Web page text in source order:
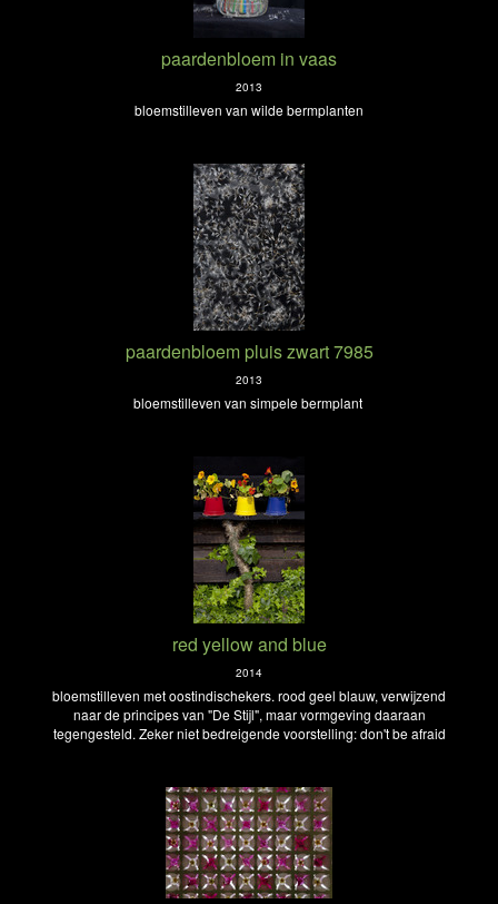
paardenbloem in vaas
2013
bloemstilleven van wilde bermplanten
paardenbloem pluis zwart 7985
2013
bloemstilleven van simpele bermplant
red yellow and blue
2014
bloemstilleven met oostindischekers. rood geel blauw, verwijzend
naar de principes van "De Stijl", maar vormgeving daaraan
tegengesteld. Zeker niet bedreigende voorstelling: don't be afraid